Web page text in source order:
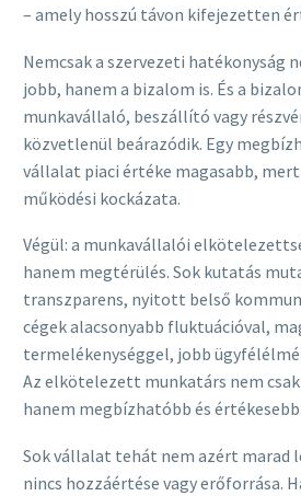
– amely hosszú távon kifejezetten
Nemcsak a szervezeti hatékonyság
jobb, hanem a bizalom is. És a
munkavállaló, beszállító vagy
közvetlenül beárazódik. Egy
vállalat piaci értéke magasabb, mert
működési kockázata.
Végül: a munkavállalói
hanem megtérülés. Sok kutatás
transzparens, nyitott belső
cégek alacsonyabb fluktuációval,
termelékenységgel, jobb
Az elkötelezett munkatárs nem
hanem megbízhatóbb és értékesebb.
Sok vállalat tehát nem azért marad
nincs hozzáértése vagy erőforrása.